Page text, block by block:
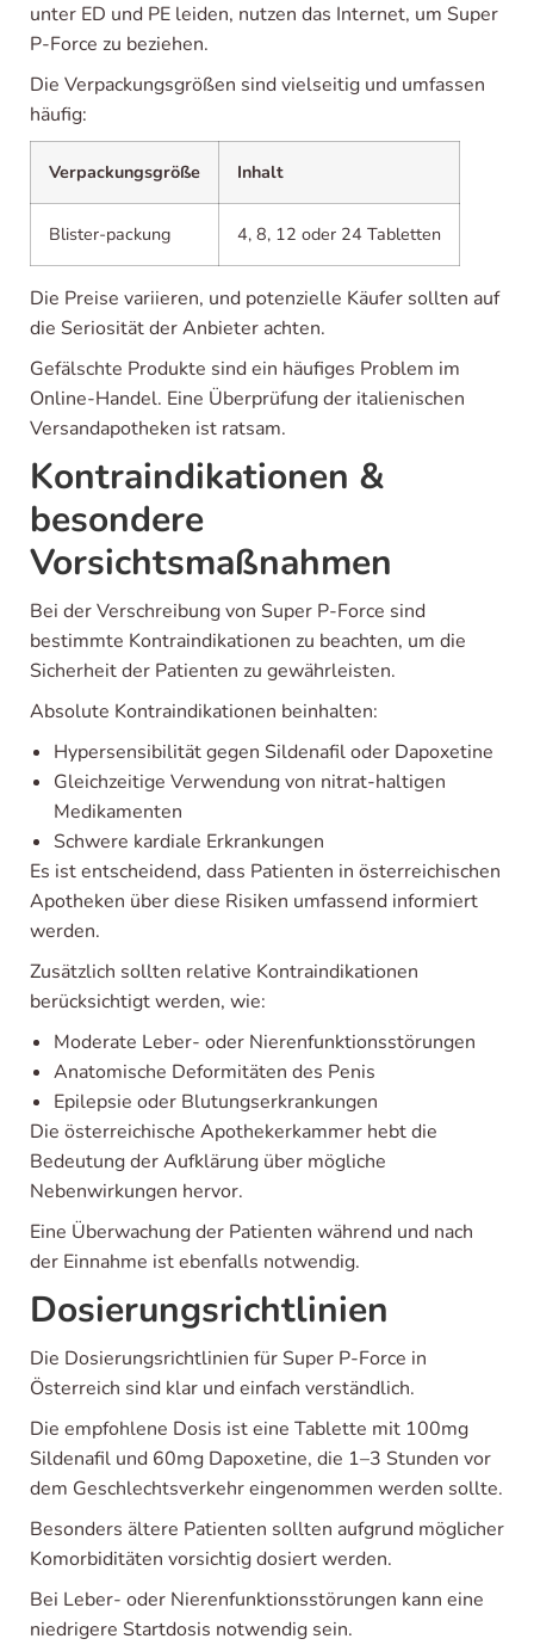
unter ED und PE leiden, nutzen das Internet, um Super
P-Force zu beziehen.
Die Verpackungsgrößen sind vielseitig und umfassen
häufig:
Verpackungsgröße Inhalt
Blister-packung 4, 8, 12 oder 24 Tabletten
Die Preise variieren, und potenzielle Käufer sollten auf
die Seriosität der Anbieter achten.
Gefälschte Produkte sind ein häufiges Problem im
Online-Handel. Eine Überprüfung der italienischen
Versandapotheken ist ratsam.
Kontraindikationen &
besondere
Vorsichtsmaßnahmen
Bei der Verschreibung von Super P-Force sind
bestimmte Kontraindikationen zu beachten, um die
Sicherheit der Patienten zu gewährleisten.
Absolute Kontraindikationen beinhalten:
Hypersensibilität gegen Sildenafil oder Dapoxetine
Gleichzeitige Verwendung von nitrat-haltigen
Medikamenten
Schwere kardiale Erkrankungen
Es ist entscheidend, dass Patienten in österreichischen
Apotheken über diese Risiken umfassend informiert
werden.
Zusätzlich sollten relative Kontraindikationen
berücksichtigt werden, wie:
Moderate Leber- oder Nierenfunktionsstörungen
Anatomische Deformitäten des Penis
Epilepsie oder Blutungserkrankungen
Die österreichische Apothekerkammer hebt die
Bedeutung der Aufklärung über mögliche
Nebenwirkungen hervor.
Eine Überwachung der Patienten während und nach
der Einnahme ist ebenfalls notwendig.
Dosierungsrichtlinien
Die Dosierungsrichtlinien für Super P-Force in
Österreich sind klar und einfach verständlich.
Die empfohlene Dosis ist eine Tablette mit 100mg
Sildenafil und 60mg Dapoxetine, die 1–3 Stunden vor
dem Geschlechtsverkehr eingenommen werden sollte.
Besonders ältere Patienten sollten aufgrund möglicher
Komorbiditäten vorsichtig dosiert werden.
Bei Leber- oder Nierenfunktionsstörungen kann eine
niedrigere Startdosis notwendig sein.